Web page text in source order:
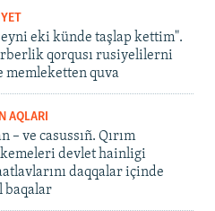
eki künde taşlap kettim".
qorqusı rusiyelilerni
memleketten quva
AQLARI
– ve casussıñ. Qırım
devlet hainligi
daqqalar içinde
baqalar